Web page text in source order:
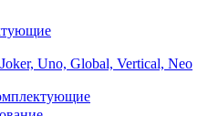
Uno, Global, Vertical, Neo